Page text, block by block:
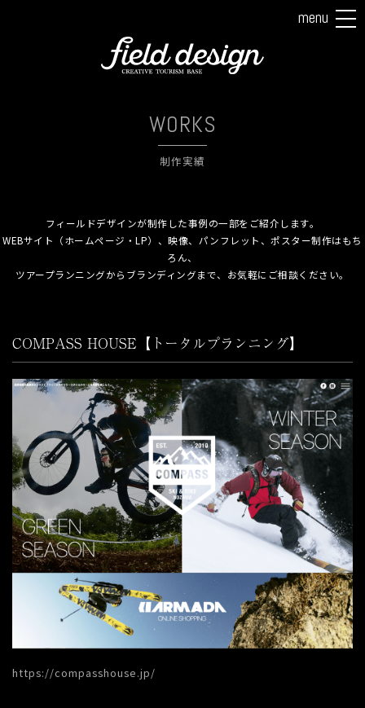
menu
WORKS
制作実績
フィールドデザインが制作した事例の一部をご紹介します。
WEBサイト（ホームページ・LP）、映像、パンフレット、ポスター制作はもち
ろん、
ツアープランニングからブランディングまで、お気軽にご相談ください。
COMPASS HOUSE【トータルプランニング】
https://compasshouse.jp/